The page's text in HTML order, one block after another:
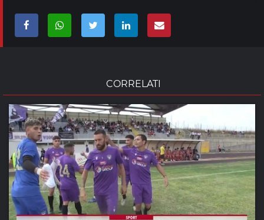
CORRELATI